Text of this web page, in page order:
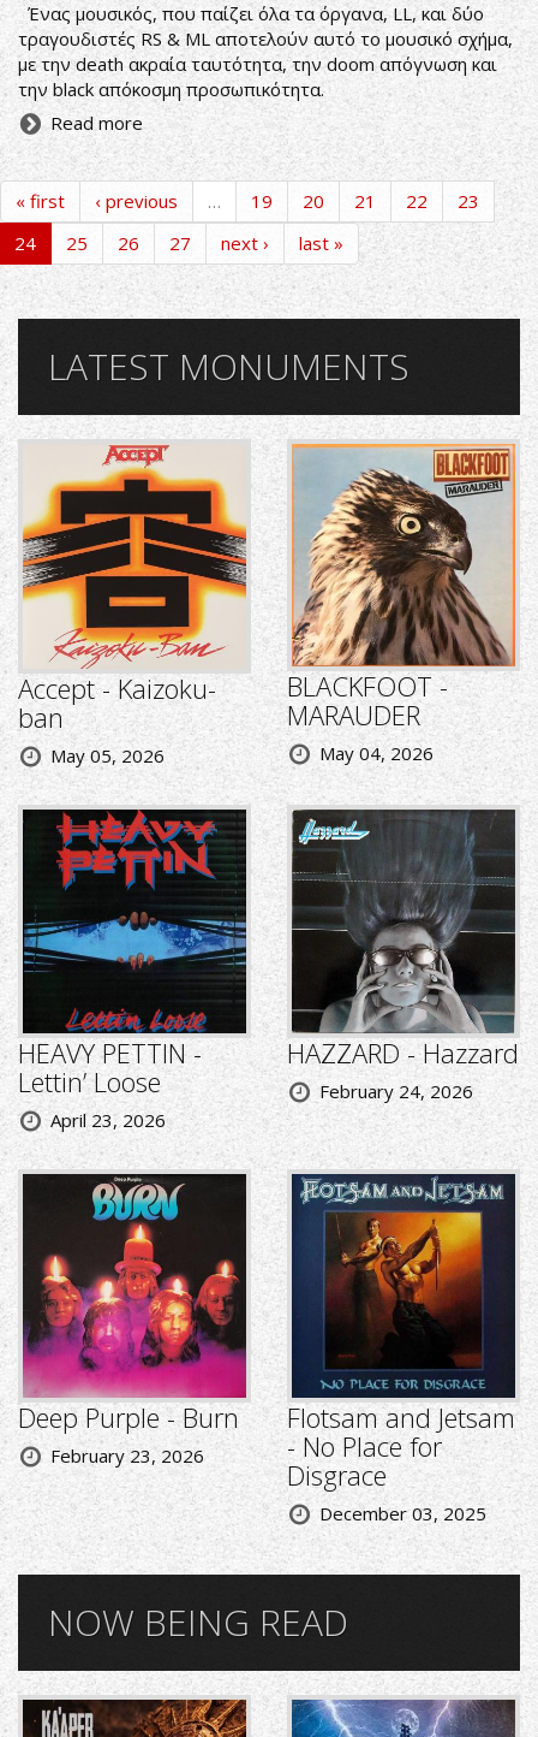
Ένας μουσικός, που παίζει όλα τα όργανα, LL, και δύο
τραγουδιστές RS & ML αποτελούν αυτό το μουσικό σχήμα,
με την death ακραία ταυτότητα, την doom απόγνωση και
την black απόκοσμη προσωπικότητα.
Read more
« first ‹ previous … 19 20 21 22
23
24
25 26 27 next › last »
LATEST MONUMENTS
Accept - Kaizoku-
ban
May 05, 2026
BLACKFOOT -
MARAUDER
May 04, 2026
HEAVY PETTIN -
Lettin’ Loose
April 23, 2026
HAZZARD - Hazzard
February 24, 2026
Deep Purple - Burn
February 23, 2026
Flotsam and Jetsam
- No Place for
Disgrace
December 03, 2025
NOW BEING READ